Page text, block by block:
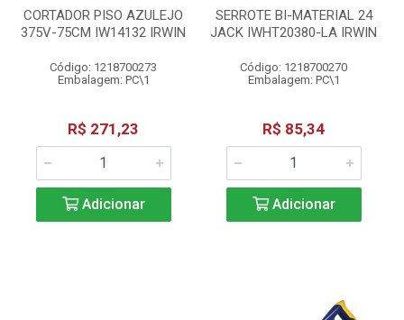
CORTADOR PISO AZULEJO
375V-75CM IW14132 IRWIN
Código: 1218700273
Embalagem: PC\1
R$ 271,23
Adicionar
SERROTE BI-MATERIAL 24
JACK IWHT20380-LA IRWIN
Código: 1218700270
Embalagem: PC\1
R$ 85,34
Adicionar